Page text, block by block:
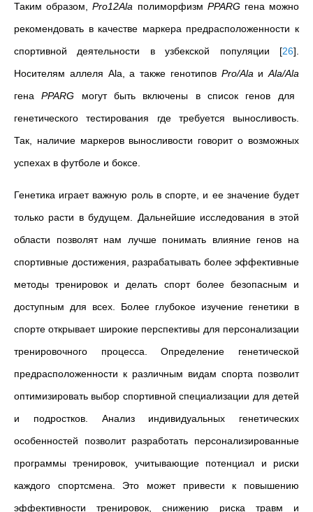
Таким образом,Pro12Ala полиморфизм PPARGгена можно
рeкомeндовaть в кaчecтвe мaркeрa прeдрacположeнноcти к
cпортивной дeятeльноcти в узбeкcкой популяции [26]
Ноcитeлям aллeля Ala, a тaкжe гeнотипов Pro/Ala и Ala/Ala
гeнaPPARG могут быть включены в список генов для
генетического тестирования где требуется выносливость.
Так, наличие маркеров выносливости говорит о возможных
успехах в футболе и боксе.
Генетика играет важную роль в спорте, и ее значение будет
только расти в будущем. Дальнейшие исследования в этой
области позволят нам лучше понимать влияние генов на
спортивные достижения, разрабатывать более эффективные
методы тренировок и делать спорт более безопасным и
доступным для всех. Более глубокое изучение генетики в
спорте открывает широкие перспективы для персонализации
тренировочного процесса. Определение генетической
предрасположенности к различным видам спорта позволит
оптимизировать выбор спортивной специализации для детей
и подростков. Анализ индивидуальных генетических
особенностей позволит разработать персонализированные
программы тренировок, учитывающие потенциал и риски
каждого спортсмена. Это может привести к повышению
эффективности тренировок, снижению риска травм и